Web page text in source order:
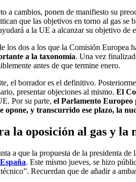
a cambios, ponen de manifiesto su
que las objetivos en torno al gas se
a la UE a alcanzar su objetivo de
los dos a los que la Comisión Europea
a la taxonomía. Una vez
antes de que termine enero.
el borrador es el definitivo.
presentar objeciones al mismo. El
Por su parte, el Parlamento Europeo
opone, y transcurrido ese plazo, la
la oposición al gas y la
a que la propuesta de la presidenta
España. Este mismo jueves, se hizo
Recuerdan que de añadir a